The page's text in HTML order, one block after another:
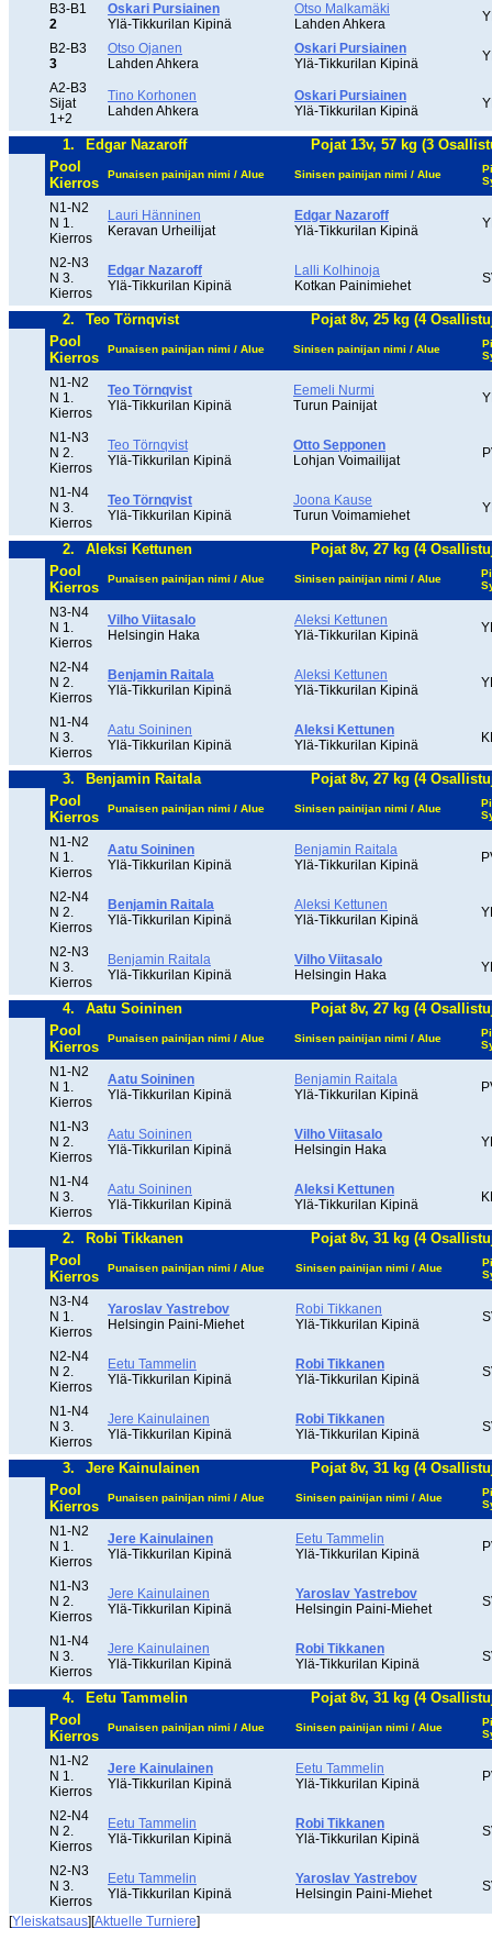
B3-B1
2
Oskari Pursiainen
Ylä-Tikkurilan Kipinä
Otso Malkamäki
Lahden Ahkera
B2-B3
3
Otso Ojanen
Lahden Ahkera
Oskari Pursiainen
Ylä-Tikkurilan Kipinä
A2-B3
Sijat
1+2
Tino Korhonen
Lahden Ahkera
Oskari Pursiainen
Ylä-Tikkurilan Kipinä
1. Edgar Nazaroff
Pojat 13v, 57 kg (3
Pool
Kierros
Punaisen painijan nimi / Alue Sinisen painijan nimi / Alue
N1-N2
N 1.
Kierros
Lauri Hänninen
Keravan Urheilijat
Edgar Nazaroff
Ylä-Tikkurilan Kipinä
N2-N3
N 3.
Kierros
Edgar Nazaroff
Ylä-Tikkurilan Kipinä
Lalli Kolhinoja
Kotkan Painimiehet
2. Teo Törnqvist
Pojat 8v, 25 kg (4
Pool
Kierros
Punaisen painijan nimi / Alue Sinisen painijan nimi / Alue
N1-N2
N 1.
Kierros
Teo Törnqvist
Ylä-Tikkurilan Kipinä
Eemeli Nurmi
Turun Painijat
N1-N3
N 2.
Kierros
Teo Törnqvist
Ylä-Tikkurilan Kipinä
Otto Sepponen
Lohjan Voimailijat
N1-N4
N 3.
Kierros
Teo Törnqvist
Ylä-Tikkurilan Kipinä
Joona Kause
Turun Voimamiehet
2. Aleksi Kettunen
Pojat 8v, 27 kg (4
Pool
Kierros
Punaisen painijan nimi / Alue Sinisen painijan nimi / Alue
N3-N4
N 1.
Kierros
Vilho Viitasalo
Helsingin Haka
Aleksi Kettunen
Ylä-Tikkurilan Kipinä
N2-N4
N 2.
Kierros
Benjamin Raitala
Ylä-Tikkurilan Kipinä
Aleksi Kettunen
Ylä-Tikkurilan Kipinä
N1-N4
N 3.
Kierros
Aatu Soininen
Ylä-Tikkurilan Kipinä
Aleksi Kettunen
Ylä-Tikkurilan Kipinä
3. Benjamin Raitala
Pojat 8v, 27 kg (4
Pool
Kierros
Punaisen painijan nimi / Alue Sinisen painijan nimi / Alue
N1-N2
N 1.
Kierros
Aatu Soininen
Ylä-Tikkurilan Kipinä
Benjamin Raitala
Ylä-Tikkurilan Kipinä
N2-N4
N 2.
Kierros
Benjamin Raitala
Ylä-Tikkurilan Kipinä
Aleksi Kettunen
Ylä-Tikkurilan Kipinä
N2-N3
N 3.
Kierros
Benjamin Raitala
Ylä-Tikkurilan Kipinä
Vilho Viitasalo
Helsingin Haka
4. Aatu Soininen
Pojat 8v, 27 kg (4
Pool
Kierros
Punaisen painijan nimi / Alue Sinisen painijan nimi / Alue
N1-N2
N 1.
Kierros
Aatu Soininen
Ylä-Tikkurilan Kipinä
Benjamin Raitala
Ylä-Tikkurilan Kipinä
N1-N3
N 2.
Kierros
Aatu Soininen
Ylä-Tikkurilan Kipinä
Vilho Viitasalo
Helsingin Haka
N1-N4
N 3.
Kierros
Aatu Soininen
Ylä-Tikkurilan Kipinä
Aleksi Kettunen
Ylä-Tikkurilan Kipinä
2. Robi Tikkanen
Pojat 8v, 31 kg (4
Pool
Kierros
Punaisen painijan nimi / Alue Sinisen painijan nimi / Alue
N3-N4
N 1.
Kierros
Yaroslav Yastrebov
Helsingin Paini-Miehet
Robi Tikkanen
Ylä-Tikkurilan Kipinä
N2-N4
N 2.
Kierros
Eetu Tammelin
Ylä-Tikkurilan Kipinä
Robi Tikkanen
Ylä-Tikkurilan Kipinä
N1-N4
N 3.
Kierros
Jere Kainulainen
Ylä-Tikkurilan Kipinä
Robi Tikkanen
Ylä-Tikkurilan Kipinä
3. Jere Kainulainen
Pojat 8v, 31 kg (4
Pool
Kierros
Punaisen painijan nimi / Alue Sinisen painijan nimi / Alue
N1-N2
N 1.
Kierros
Jere Kainulainen
Ylä-Tikkurilan Kipinä
Eetu Tammelin
Ylä-Tikkurilan Kipinä
N1-N3
N 2.
Kierros
Jere Kainulainen
Ylä-Tikkurilan Kipinä
Yaroslav Yastrebov
Helsingin Paini-Miehet
N1-N4
N 3.
Kierros
Jere Kainulainen
Ylä-Tikkurilan Kipinä
Robi Tikkanen
Ylä-Tikkurilan Kipinä
4. Eetu Tammelin
Pojat 8v, 31 kg (4
Pool
Kierros
Punaisen painijan nimi / Alue Sinisen painijan nimi / Alue
N1-N2
N 1.
Kierros
Jere Kainulainen
Ylä-Tikkurilan Kipinä
Eetu Tammelin
Ylä-Tikkurilan Kipinä
N2-N4
N 2.
Kierros
Eetu Tammelin
Ylä-Tikkurilan Kipinä
Robi Tikkanen
Ylä-Tikkurilan Kipinä
N2-N3
N 3.
Kierros
Eetu Tammelin
Ylä-Tikkurilan Kipinä
Yaroslav Yastrebov
Helsingin Paini-Miehet
[Yleiskatsaus][Aktuelle Turniere]